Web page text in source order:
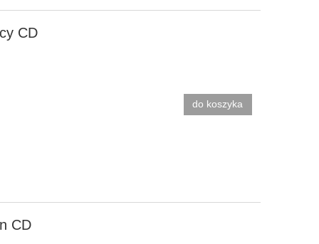
CD
do koszyka
CD